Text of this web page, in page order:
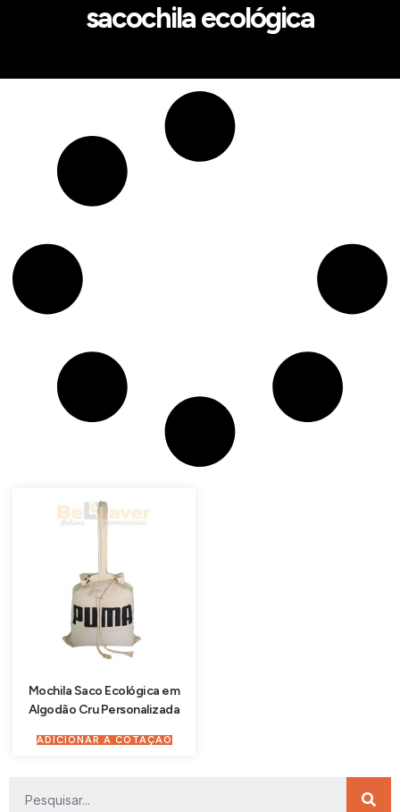
sacochila ecológica
Mochila Saco Ecológica em
Algodão Cru Personalizada
ADICIONAR À COTAÇÃO